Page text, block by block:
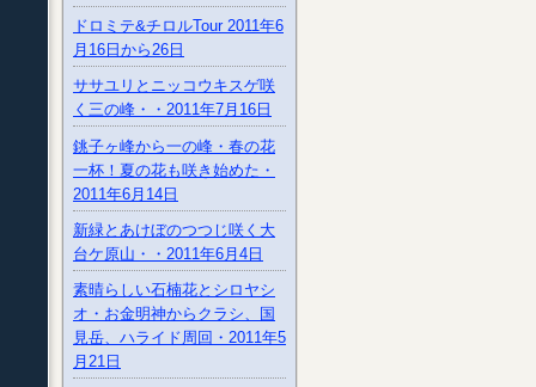
ドロミテ&チロルTour 2011年6
月16日から26日
ササユリとニッコウキスゲ咲
く三の峰・・2011年7月16日
銚子ヶ峰から一の峰・春の花
一杯！夏の花も咲き始めた・
2011年6月14日
新緑とあけぼのつつじ咲く大
台ケ原山・・2011年6月4日
素晴らしい石楠花とシロヤシ
オ・お金明神からクラシ、国
見岳、ハライド周回・2011年5
月21日